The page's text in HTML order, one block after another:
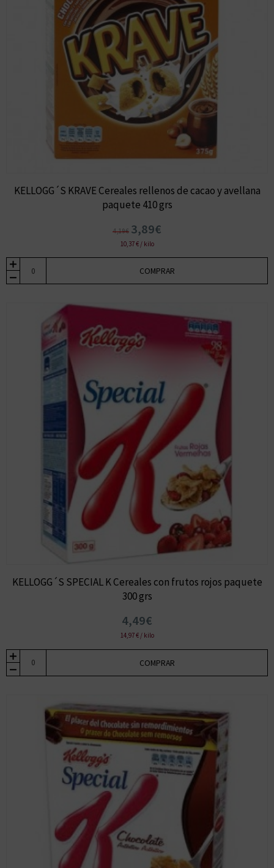
KELLOGG´S KRAVE Cereales rellenos de cacao y avellana
paquete 410 grs
4,19€ 3,89€
10,37 € / kilo
COMPRAR
KELLOGG´S SPECIAL K Cereales con frutos rojos paquete
300 grs
4,49€
14,97 € / kilo
COMPRAR